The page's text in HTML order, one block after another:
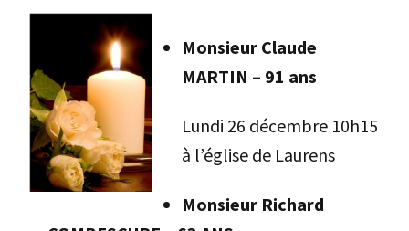
Monsieur Claude
MARTIN – 91 ans
Lundi 26 décembre 10h15
à l’église de Laurens
Monsieur Richard